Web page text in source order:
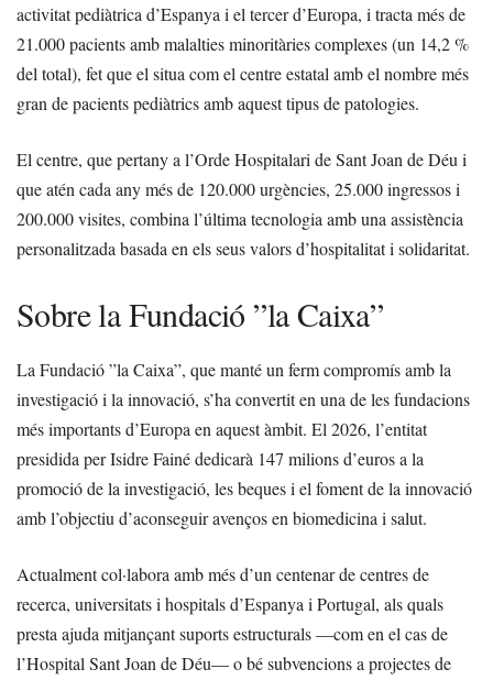
activitat pediàtrica d’Espanya i el tercer d’Europa, i tracta més de
21.000 pacients amb malalties minoritàries complexes (un 14,2 %
del total), fet que el situa com el centre estatal amb el nombre més
gran de pacients pediàtrics amb aquest tipus de patologies.
El centre, que pertany a l’Orde Hospitalari de Sant Joan de Déu i
que atén cada any més de 120.000 urgències, 25.000 ingressos i
200.000 visites, combina l’última tecnologia amb una assistència
personalitzada basada en els seus valors d’hospitalitat i solidaritat.
Sobre la Fundació ”la Caixa”
La Fundació ”la Caixa”, que manté un ferm compromís amb la
investigació i la innovació, s’ha convertit en una de les fundacions
més importants d’Europa en aquest àmbit. El 2026, l’entitat
presidida per Isidre Fainé dedicarà 147 milions d’euros a la
promoció de la investigació, les beques i el foment de la innovació
amb l’objectiu d’aconseguir avenços en biomedicina i salut.
Actualment col·labora amb més d’un centenar de centres de
recerca, universitats i hospitals d’Espanya i Portugal, als quals
presta ajuda mitjançant suports estructurals —com en el cas de
l’Hospital Sant Joan de Déu— o bé subvencions a projectes de